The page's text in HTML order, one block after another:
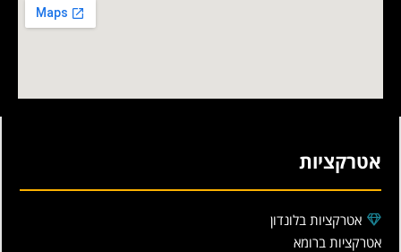
אטרקציות
אטרקציות בלונדון
אטרקציות ברומא